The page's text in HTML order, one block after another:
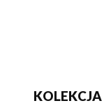
KOLEKCJA